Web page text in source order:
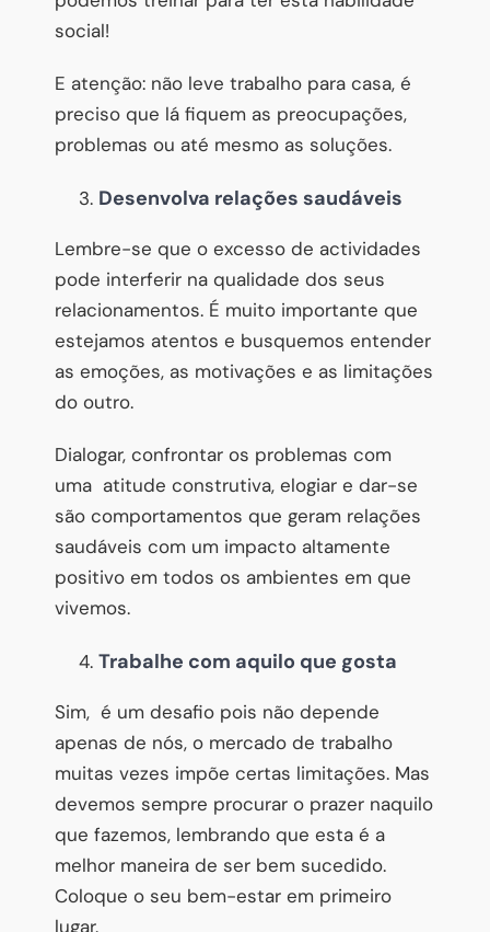
social!
E atenção: não leve trabalho para casa, é
preciso que lá fiquem as preocupações,
problemas ou até mesmo as soluções.
Desenvolva relações saudáveis
Lembre-se que o excesso de actividades
pode interferir na qualidade dos seus
relacionamentos. É muito importante que
estejamos atentos e busquemos entender
as emoções, as motivações e as limitações
do outro.
Dialogar, confrontar os problemas com
uma atitude construtiva, elogiar e dar-se
são comportamentos que geram relações
saudáveis com um impacto altamente
positivo em todos os ambientes em que
vivemos.
Trabalhe com aquilo que gosta
Sim, é um desafio pois não depende
apenas de nós, o mercado de trabalho
muitas vezes impõe certas limitações. Mas
devemos sempre procurar o prazer naquilo
que fazemos, lembrando que esta é a
melhor maneira de ser bem sucedido.
Coloque o seu bem-estar em primeiro
lugar.